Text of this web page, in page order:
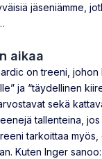
jäseniämme,
aikaa
on treeni, johon
ja “täydellinen
sekä
tallenteina,
tarkoittaa myös,
Kuten Inger sanoo: